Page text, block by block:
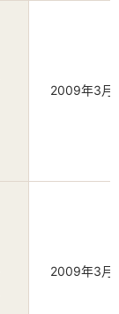
2009年3月
2009年3月